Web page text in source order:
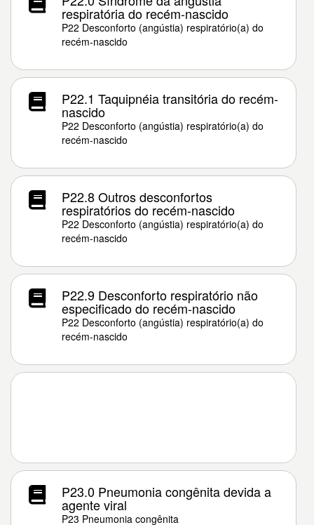
respiratória do recém-nascido
P22 Desconforto (angústia) respiratório(a) do
recém-nascido
P22.1 Taquipnéia transitória do recém-
nascido
P22 Desconforto (angústia) respiratório(a) do
recém-nascido
P22.8 Outros desconfortos
respiratórios do recém-nascido
P22 Desconforto (angústia) respiratório(a) do
recém-nascido
P22.9 Desconforto respiratório não
especificado do recém-nascido
P22 Desconforto (angústia) respiratório(a) do
recém-nascido
P23.0 Pneumonia congênita devida a
agente viral
P23 Pneumonia congênita